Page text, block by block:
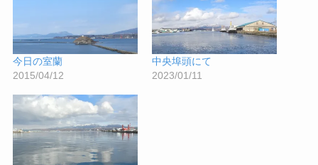
今日の室蘭
2015/04/12
中央埠頭にて
2023/01/11